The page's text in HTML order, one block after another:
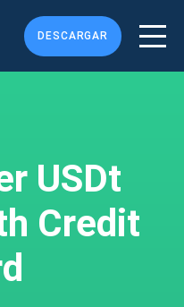
DESCARGAR
USDt
Credit